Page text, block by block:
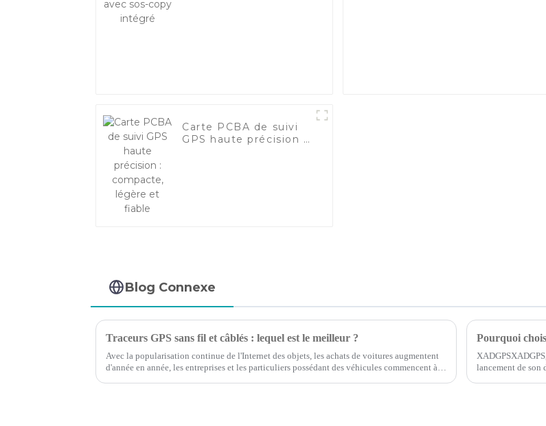
Carte PCBA de suivi
GPS haute précision :
Blog Connexe
Traceurs GPS sans fil et câblés : lequel est le meilleur ?
Avec la popularisation continue de l'Internet des objets, les achats de voitures augmentent
d'année en année, les entreprises et les particuliers possédant des véhicules commencent à
Pourquoi
lancement de